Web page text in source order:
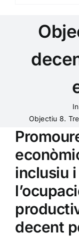
Objectiu 8.
inclusiu
decent